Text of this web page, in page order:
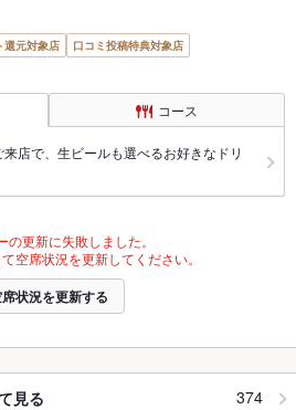
還元対象店
口コミ投稿特典対象店
コース
来店で、生ビールも選べるお好きなドリ
の更新に失敗しました。
空席状況を更新してください。
状況を更新する
見る 374